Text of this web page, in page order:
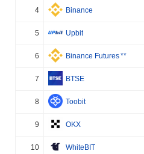
4 Binance
5 Upbit
6 Binance Futures**
7 BTSE
8 Toobit
9 OKX
10 WhiteBIT